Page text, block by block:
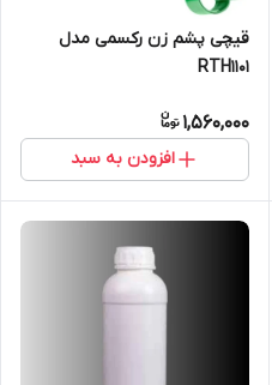
قیچی پشم زن رکسمی مدل
RTH1101
1,560,000
افزودن به سبد